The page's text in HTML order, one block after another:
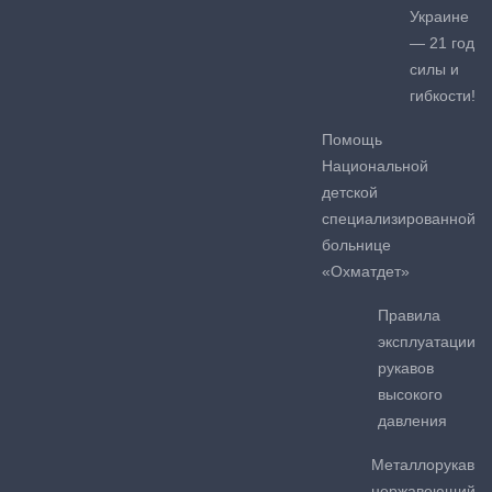
Украине
— 21 год
силы и
гибкости!
Помощь
Национальной
детской
специализированной
больнице
«Охматдет»
Правила
эксплуатации
рукавов
высокого
давления
Металлорукав